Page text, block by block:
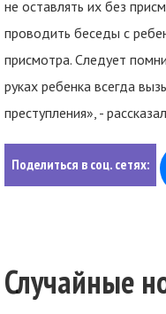
не оставлять их без
проводить беседы с
присмотра. Следует
руках ребенка всегда
преступления», -
Поделиться в соц. сетях:
Случайные